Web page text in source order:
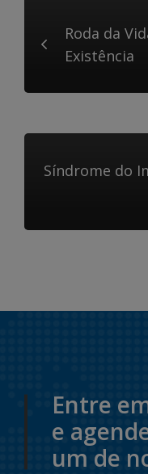
Roda da
Existência
Síndrome do
Entre
e
um de